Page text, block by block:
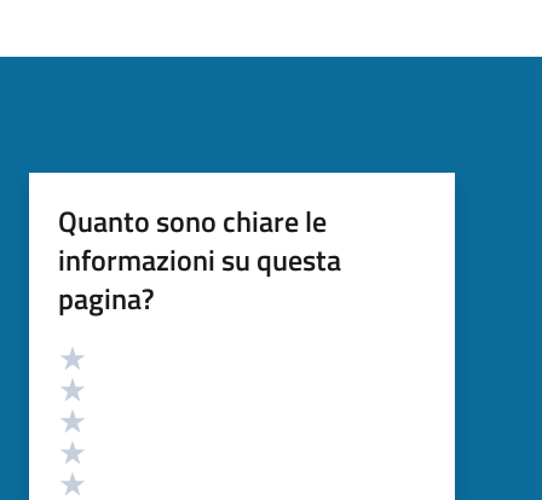
Quanto sono chiare le
informazioni su questa
pagina?
Valutazione